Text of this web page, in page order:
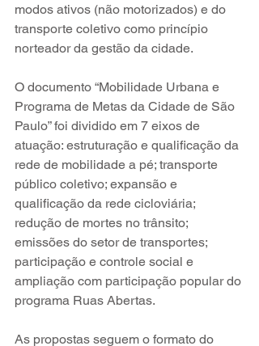
modos ativos (não motorizados) e do
transporte coletivo como princípio
norteador da gestão da cidade.
O documento “Mobilidade Urbana e
Programa de Metas da Cidade de São
Paulo” foi dividido em 7 eixos de
atuação: estruturação e qualificação da
rede de mobilidade a pé; transporte
público coletivo; expansão e
qualificação da rede cicloviária;
redução de mortes no trânsito;
emissões do setor de transportes;
participação e controle social e
ampliação com participação popular do
programa Ruas Abertas.
As propostas seguem o formato do